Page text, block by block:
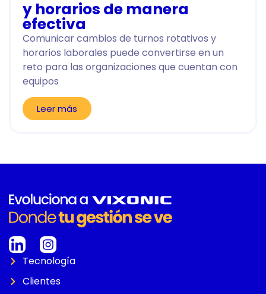
y horarios de manera
efectiva
Comunicar cambios de turnos rotativos y
horarios laborales puede convertirse en un
reto para las organizaciones que cuentan con
equipos
Leer más
Tecnología
Clientes